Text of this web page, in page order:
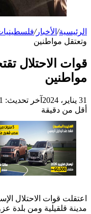
الرئيسية/ الأخبار/
وتعتقل مواطنين
قوات الاحتلال
مواطنين
31 يناير، 2024
آخر تحديث: 31 يناير، 2024
أقل من دقيقة
اعتقلت قوات الاحتلال
مدينة قلقيلية ومن بلدة